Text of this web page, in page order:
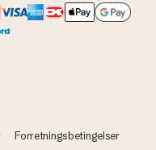
Forretningsbetingelser